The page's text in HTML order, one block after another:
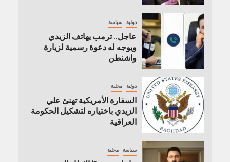
دولية سياسة
عاجل.. ترمب يهاتف الزيدي
ويوجه له دعوة رسمية لزيارة
واشنطن
دولية محلية
السفارة الأمريكية تهنئ علي
الزيدي باختياره لتشكيل الحكومة
العراقية
سياسة محلية